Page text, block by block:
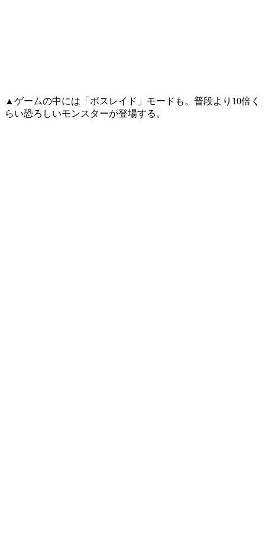
▲ゲームの中には「ボスレイド」モードも。普段より10倍く
らい恐ろしいモンスターが登場する。